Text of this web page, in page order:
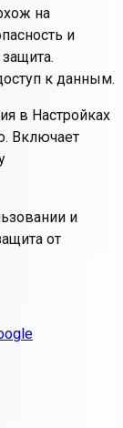
на
и
.
к данным.
в Настройках
Включает
и
от